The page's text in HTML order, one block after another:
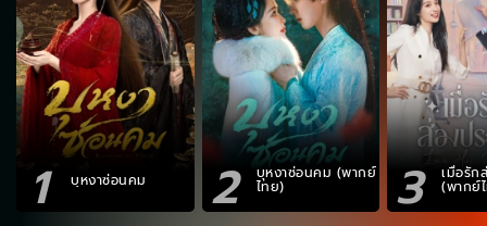
1 บุหงาซ่อนคม 2 บุหงาซ่อนคม (พากย์
ไทย) 3 เมื่อรัก
(พากย์